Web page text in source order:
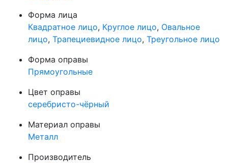
Форма лица
Квадратное лицо, Круглое лицо, Овальное
лицо, Трапециевидное лицо, Треугольное лицо
Форма оправы
Прямоугольные
Цвет оправы
серебристо-чёрный
Материал оправы
Металл
Производитель